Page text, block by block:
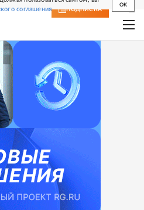
соглашения
OK
ПОДПИСКА